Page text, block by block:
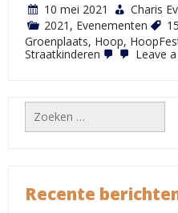
10 mei 2021
Charis
2021 , Evenementen
Groenplaats, Hoop,
Straatkinderen
Leave
Zoeken
naar:
Recente